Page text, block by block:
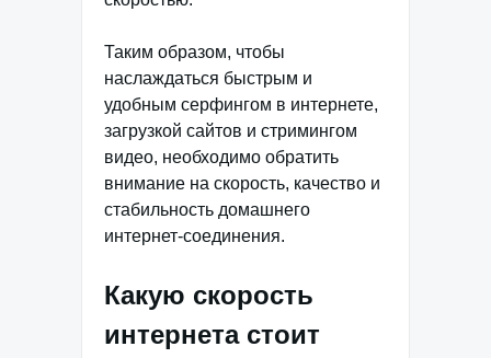
Таким образом, чтобы
наслаждаться быстрым и
удобным серфингом в интернете,
загрузкой сайтов и стримингом
видео, необходимо обратить
внимание на скорость, качество и
стабильность домашнего
интернет-соединения.
Какую скорость
интернета стоит